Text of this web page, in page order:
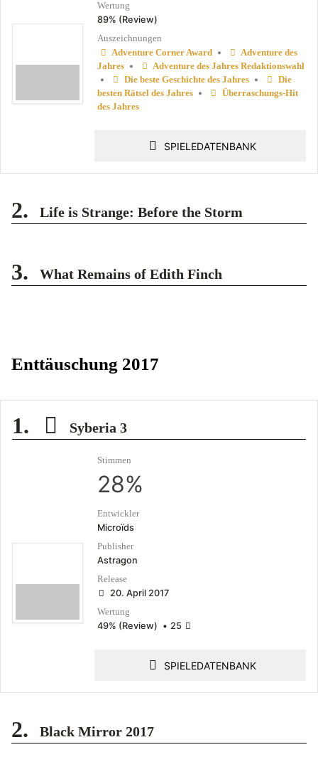
Wertung
89% (Review)
Auszeichnungen
Adventure Corner Award •
Adventure des
Jahres • Adventure des Jahres Redaktionswahl
• Die beste Geschichte des Jahres •
Die
besten Rätsel des Jahres •
Überraschungs-Hit
des Jahres
SPIELEDATENBANK
2. Life is Strange: Before the Storm
3. What Remains of Edith Finch
Enttäuschung 2017
1. Syberia 3
Stimmen
28%
Entwickler
Microïds
Publisher
Astragon
Release
20. April 2017
Wertung
49% (Review) • 25
SPIELEDATENBANK
2. Black Mirror 2017